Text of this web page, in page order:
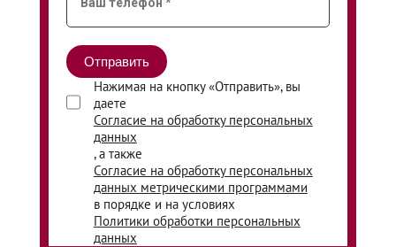
Нажимая на кнопку «Отправить», вы
даете
Согласие на обработку персональных
данных
, а также
Согласие на обработку персональных
данных метрическими программами
в порядке и на условиях
Политики обработки персональных
данных